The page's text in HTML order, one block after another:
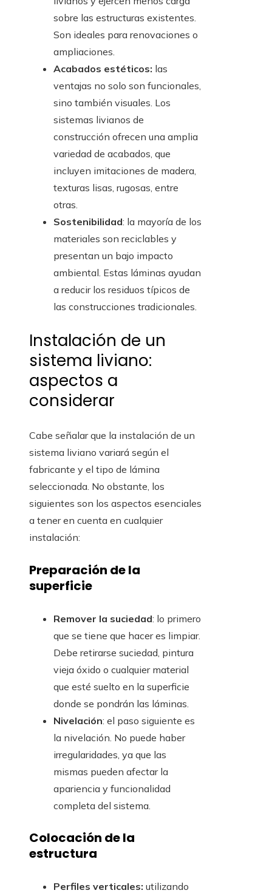
sobre las estructuras existentes.
Son ideales para renovaciones o
ampliaciones.
Acabados estéticos: las
ventajas no solo son funcionales,
sino también visuales. Los
sistemas livianos de
construcción ofrecen una amplia
variedad de acabados, que
incluyen imitaciones de madera,
texturas lisas, rugosas, entre
otras.
Sostenibilidad: la mayoría de los
materiales son reciclables y
presentan un bajo impacto
ambiental. Estas láminas ayudan
a reducir los residuos típicos de
las construcciones tradicionales.
Instalación de un
sistema liviano:
aspectos a
considerar
Cabe señalar que la instalación de un
sistema liviano variará según el
fabricante y el tipo de lámina
seleccionada. No obstante, los
siguientes son los aspectos esenciales
a tener en cuenta en cualquier
instalación:
Preparación de la
superficie
Remover la suciedad: lo primero
que se tiene que hacer es limpiar.
Debe retirarse suciedad, pintura
vieja óxido o cualquier material
que esté suelto en la superficie
donde se pondrán las láminas.
Nivelación: el paso siguiente es
la nivelación. No puede haber
irregularidades, ya que las
mismas pueden afectar la
apariencia y funcionalidad
completa del sistema.
Colocación de la
estructura
Perfiles verticales: utilizando